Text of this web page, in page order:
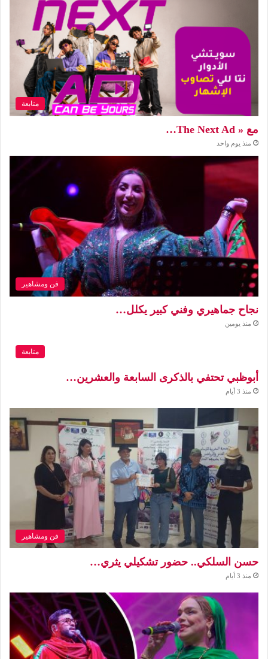
متابعة
مع « The Next Ad…
منذ يوم واحد
فن ومشاهير
نجاح جماهيري وفني كبير يكلل…
منذ يومين
متابعة
أبوظبي تحتفي بالذكرى السابعة والعشرين…
منذ 3 أيام
فن ومشاهير
حسن السلكي.. حضور تشكيلي يثري…
منذ 3 أيام